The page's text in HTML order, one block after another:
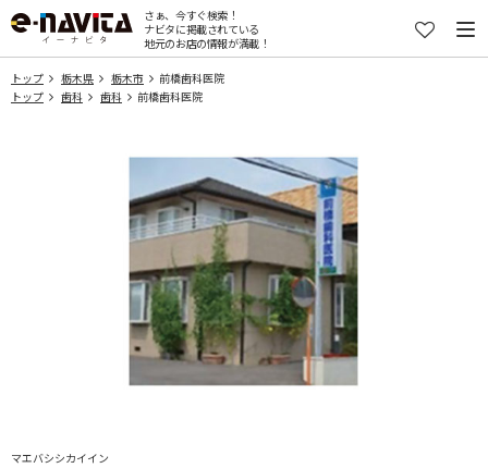
さぁ、今すぐ検索！
ナビタに掲載されている
地元のお店の情報が満載！
トップ 栃木県 栃木市
前橋歯科医院
トップ
歯科 歯科 前橋歯科医院
マエバシシカイイン